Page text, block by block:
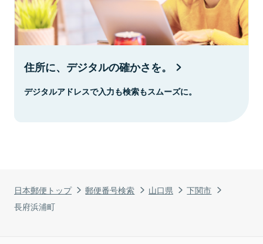
日本郵便トップ 郵便番号検索 山口県
下関市
長府浜浦町
住所に、デジタルの確かさを。
デジタルアドレスで入力も検索もスムーズに。